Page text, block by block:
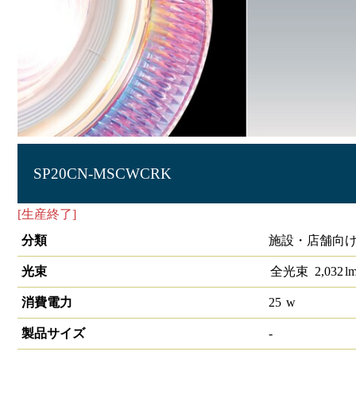
SP20CN-MSCWCRK
[生産終了]
分類
施設・店舗向
光束 全光束 2,032
消費電力 25 w
製品サイズ -